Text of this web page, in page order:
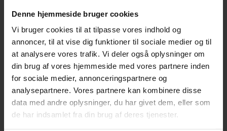
Denne hjemmeside bruger cookies
Vi bruger cookies til at tilpasse vores indhold og
annoncer, til at vise dig funktioner til sociale medier og til
at analysere vores trafik. Vi deler også oplysninger om
din brug af vores hjemmeside med vores partnere inden
for sociale medier, annonceringspartnere og
analysepartnere. Vores partnere kan kombinere disse
data med andre oplysninger, du har givet dem, eller som
de har indsamlet fra din brug af deres tjenester.